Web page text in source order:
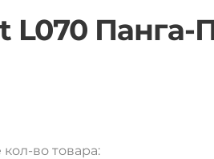
Панга-
во товара: